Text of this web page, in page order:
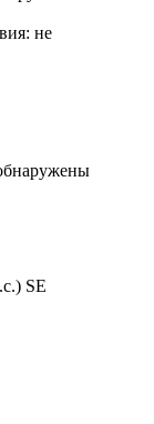
не
SE